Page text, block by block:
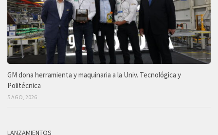
GM dona herramienta y maquinaria a la Univ. Tecnológica y
Politécnica
5 AGO, 2026
LANZAMIENTOS